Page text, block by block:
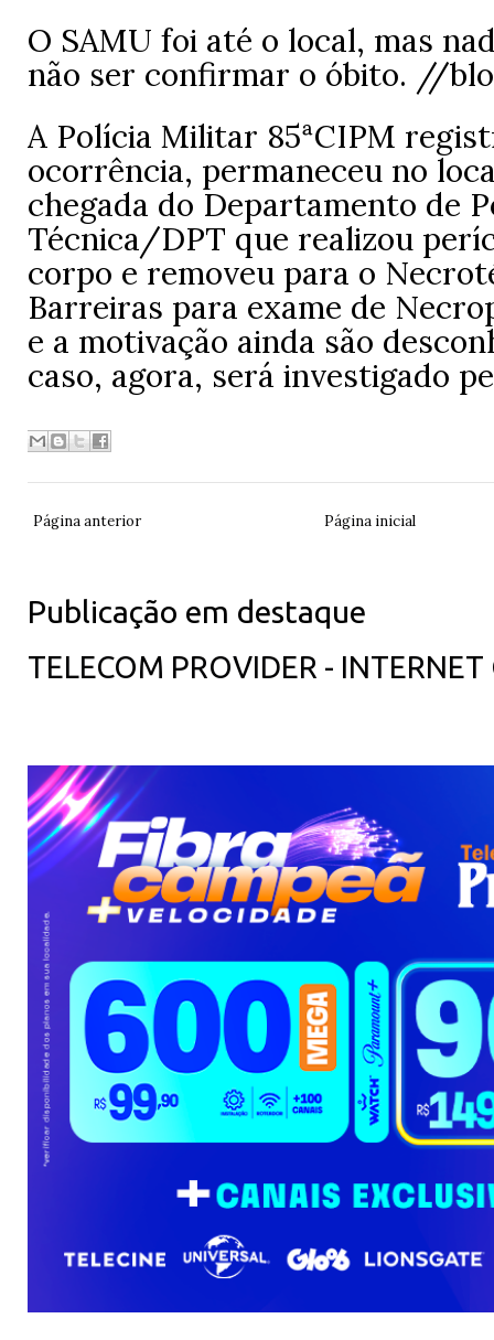
O SAMU foi até o local, mas
não ser confirmar o óbito. //
A Polícia Militar 85ªCIPM
ocorrência, permaneceu no
chegada do Departamento de
Técnica/DPT que realizou
corpo e removeu para o
Barreiras para exame de
e a motivação ainda são
caso, agora, será investigado
Página anterior Página inicial
Publicação em destaque
TELECOM PROVIDER -